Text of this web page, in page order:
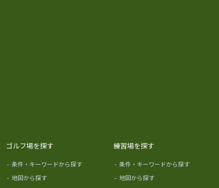
ゴルフ場を探す
- 条件・キーワードから探す
- 地図から探す
練習場を探す
- 条件・キーワードから探す
- 地図から探す